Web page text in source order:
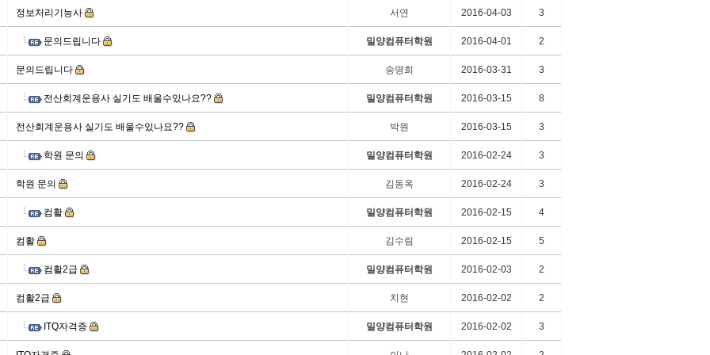
정보처리기능사 서연 2016-04-03 3
문의드립니다 밀양컴퓨터학원 2016-04-01 2
문의드립니다 송명희 2016-03-31 3
전산회계운용사 실기도 배울수있나요?? 밀양컴퓨터학원 2016-03-15 8
전산회계운용사 실기도 배울수있나요?? 박원 2016-03-15 3
학원 문의 밀양컴퓨터학원 2016-02-24 3
학원 문의 김동옥 2016-02-24 3
컴활 밀양컴퓨터학원 2016-02-15 4
컴활 김수림 2016-02-15 5
컴활2급 밀양컴퓨터학원 2016-02-03 2
컴활2급 치현 2016-02-02 2
ITQ자격증 밀양컴퓨터학원 2016-02-02 3